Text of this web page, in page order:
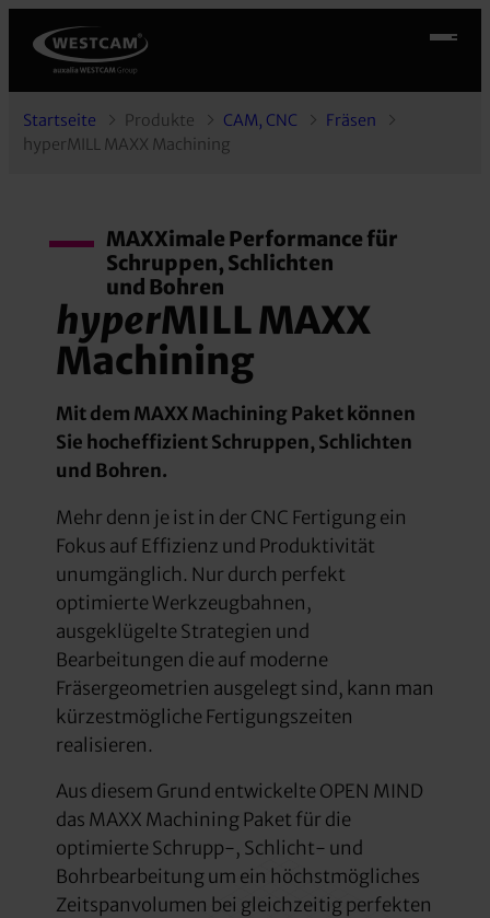
Startseite Produkte CAM, CNC
Fräsen
hyperMILL MAXX Machining
MAXXimale Performance für
Schruppen, Schlichten
und Bohren
hyperMILL MAXX
Machining
Mit dem MAXX Machining Paket können
Sie hocheffizient Schruppen, Schlichten
und Bohren.
Mehr denn je ist in der CNC Fertigung ein
Fokus auf Effizienz und Produktivität
unumgänglich. Nur durch perfekt
optimierte Werkzeugbahnen,
ausgeklügelte Strategien und
Bearbeitungen die auf moderne
Fräsergeometrien ausgelegt sind, kann man
kürzestmögliche Fertigungszeiten
realisieren.
Aus diesem Grund entwickelte OPEN MIND
das MAXX Machining Paket für die
optimierte Schrupp-, Schlicht- und
Bohrbearbeitung um ein höchstmögliches
Zeitspanvolumen bei gleichzeitig perfekten